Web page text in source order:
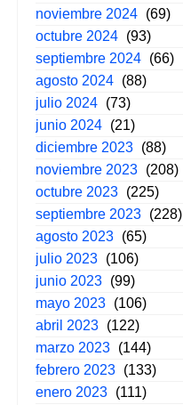
noviembre 2024 (69)
octubre 2024 (93)
septiembre 2024 (66)
agosto 2024 (88)
julio 2024 (73)
junio 2024 (21)
diciembre 2023 (88)
noviembre 2023 (208)
octubre 2023 (225)
septiembre 2023 (228)
agosto 2023 (65)
julio 2023 (106)
junio 2023 (99)
mayo 2023 (106)
abril 2023 (122)
marzo 2023 (144)
febrero 2023 (133)
enero 2023 (111)